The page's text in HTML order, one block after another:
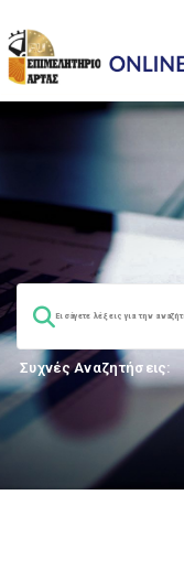
Συχνές Αναζητήσεις: